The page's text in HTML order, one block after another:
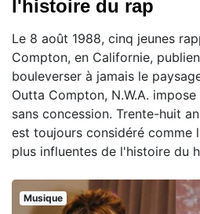
l'histoire du rap
Le 8 août 1988, cinq jeunes
Compton, en Californie,
bouleverser à jamais le
Outta Compton, N.W.A.
sans concession. Trente-huit
est toujours considéré comme
plus influentes de l'histoire du
Musique